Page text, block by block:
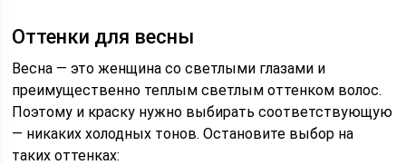
Оттенки для весны
Весна — это женщина со светлыми глазами и
преимущественно теплым светлым оттенком волос.
Поэтому и краску нужно выбирать соответствующую
— никаких холодных тонов. Остановите выбор на
таких оттенках: